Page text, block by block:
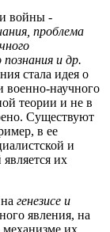
войны -
проблема
познания и др.
стала идея о
военно-научного
теории и не в
Существуют
в ее
и
их
генезисе и
явления, на
их